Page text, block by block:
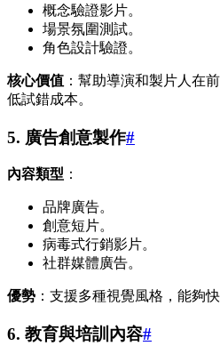
概念驗證影片。
場景氛圍測試。
角色設計驗證。
核心價值 ：幫助導演和製片人在
低試錯成本。
5. 廣告創意製作#
內容類型 ：
品牌廣告。
創意短片。
病毒式行銷影片。
社群媒體廣告。
優勢 ：支援多種視覺風格，能夠
6. 教育與培訓內容#